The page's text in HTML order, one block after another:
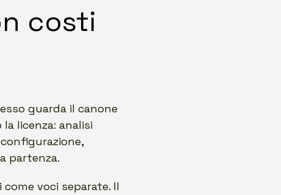
costi
guarda il canone
licenza: analisi
partenza.
voci separate. Il